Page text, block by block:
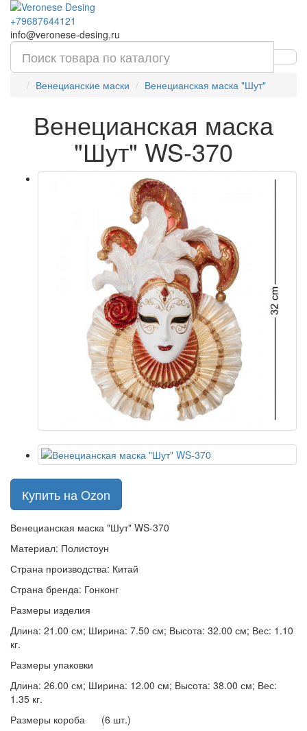
+79687644121
info@veronese-desing.ru
Венецианские маски Венецианская маска "Шут"
Венецианская маска
"Шут" WS-370
Купить на Ozon
Венецианская маска "Шут" WS-370
Материал: Полистоун
Страна производства: Китай
Страна бренда: Гонконг
Размеры изделия
Длина: 21.00 см; Ширина: 7.50 см; Высота: 32.00 см; Вес: 1.10
кг.
Размеры упаковки
Длина: 26.00 см; Ширина: 12.00 см; Высота: 38.00 см; Вес:
1.35 кг.
Размеры короба (6 шт.)